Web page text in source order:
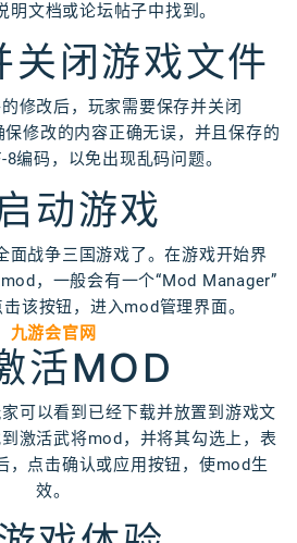
明文档或论坛帖子中找到。
闭游戏文件
修改后，玩家需要保存并关闭
修改的内容正确无误，并且保存的
编码，以免出现乱码问题。
动游戏
面战争三国游戏了。在游戏开始界
，一般会有一个“Mod Manager”
该按钮，进入mod管理界面。
九游会官网
活MOD
可以看到已经下载并放置到游戏文
激活武将mod，并将其勾选上，表
，点击确认或应用按钮，使mod生
效。